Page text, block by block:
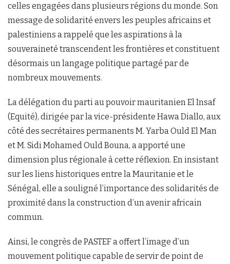
celles engagées dans plusieurs régions du monde. Son
message de solidarité envers les peuples africains et
palestiniens a rappelé que les aspirations à la
souveraineté transcendent les frontières et constituent
désormais un langage politique partagé par de
nombreux mouvements.
La délégation du parti au pouvoir mauritanien El Insaf
(Equité), dirigée par la vice-présidente Hawa Diallo, aux
côté des secrétaires permanents M. Yarba Ould El Man
et M. Sidi Mohamed Ould Bouna, a apporté une
dimension plus régionale à cette réflexion. En insistant
sur les liens historiques entre la Mauritanie et le
Sénégal, elle a souligné l’importance des solidarités de
proximité dans la construction d’un avenir africain
commun.
Ainsi, le congrès de PASTEF a offert l’image d’un
mouvement politique capable de servir de point de